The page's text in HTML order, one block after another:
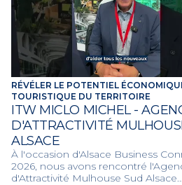
RÉVÉLER LE POTENTIEL
TOURISTIQUE DU TERRITOIRE
ITW MICLO MICHEL -
D'ATTRACTIVITÉ
ALSACE
À l'occasion d'Alsace Business
2026, nous avons rencontré
d'Attractivité Mulhouse Sud Alsace.